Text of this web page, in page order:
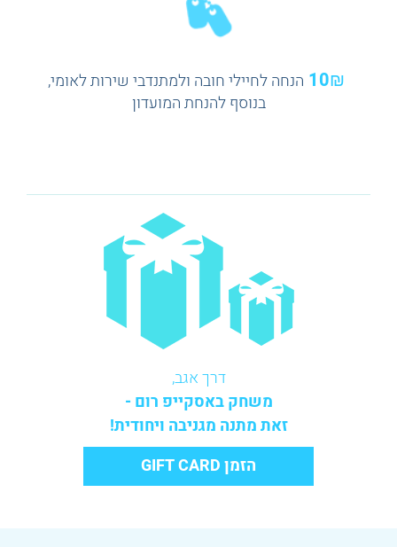
10₪ הנחה לחיילי חובה ולמתנדבי שירות לאומי,
בנוסף להנחת המועדון
דרך אגב,
משחק באסקייפ רום -
זאת מתנה מגניבה ויחודית!
הזמן GIFT CARD